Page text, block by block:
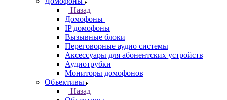
Назад
Домофоны
IP домофоны
Вызывные блоки
Переговорные аудио системы
Аксессуары для абонентских устройств
Аудиотрубки
Мониторы домофонов
Объективы
Назад